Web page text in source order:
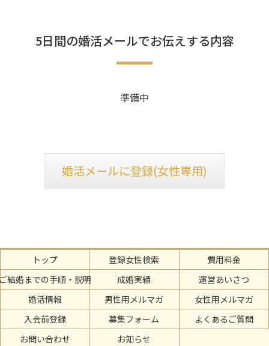
5日間の婚活メールでお伝えする内容
準備中
婚活メールに登録(女性専用)
トップ 登録女性検索
費用料金
結婚までの手順・説明
成婚実績
運営あいさつ
婚活情報
男性用メルマガ
女性用メルマガ
入会前登録
募集フォーム
よくあるご質問
お問い合わせ
お知らせ